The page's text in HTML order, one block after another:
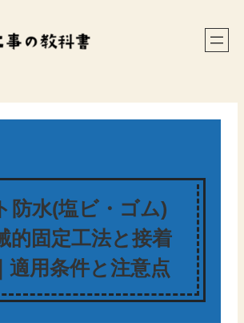
防水(塩ビ・ゴム)
的固定工法と接着
適用条件と注意点